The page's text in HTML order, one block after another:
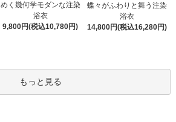
めく幾何学モダンな注染
浴衣
9,800円(税込10,780円)
蝶々がふわりと舞う注染
浴衣
14,800円(税込16,280円)
もっと見る